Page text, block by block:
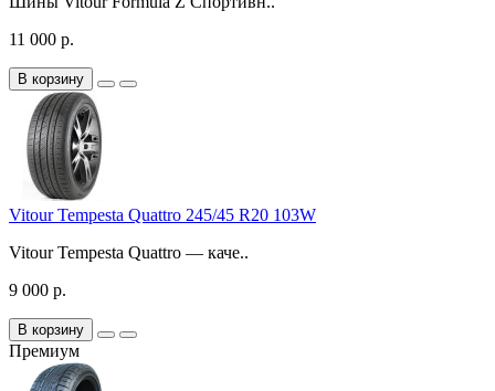
11 000 р.
В корзину
Vitour Tempesta Quattro 245/45 R20 103W
Vitour Tempesta Quattro — каче..
9 000 р.
В корзину
Премиум